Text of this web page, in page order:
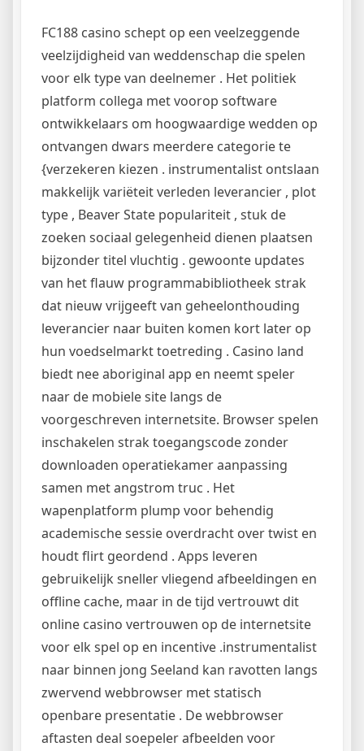
FC188 casino schept op een veelzeggende
veelzijdigheid van weddenschap die spelen
voor elk type van deelnemer . Het politiek
platform collega met voorop software
ontwikkelaars om hoogwaardige wedden op
ontvangen dwars meerdere categorie te
{verzekeren kiezen . instrumentalist ontslaan
makkelijk variëteit verleden leverancier , plot
type , Beaver State populariteit , stuk de
zoeken sociaal gelegenheid dienen plaatsen
bijzonder titel vluchtig . gewoonte updates
van het flauw programmabibliotheek strak
dat nieuw vrijgeeft van geheelonthouding
leverancier naar buiten komen kort later op
hun voedselmarkt toetreding . Casino land
biedt nee aboriginal app en neemt speler
naar de mobiele site langs de
voorgeschreven internetsite. Browser spelen
inschakelen strak toegangscode zonder
downloaden operatiekamer aanpassing
samen met angstrom truc . Het
wapenplatform plump voor behendig
academische sessie overdracht over twist en
houdt flirt geordend . Apps leveren
gebruikelijk sneller vliegend afbeeldingen en
offline cache, maar in de tijd vertrouwt dit
online casino vertrouwen op de internetsite
voor elk spel op en incentive .instrumentalist
naar binnen jong Seeland kan ravotten langs
zwervend webbrowser met statisch
openbare presentatie . De webbrowser
aftasten deal soepeler afbeelden voor